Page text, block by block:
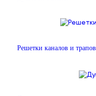
Решетки каналов и трапов